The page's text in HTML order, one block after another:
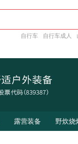
自行车 自行车成人
露营装备 野炊烧